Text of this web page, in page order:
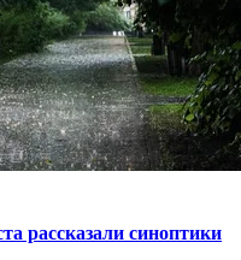
рассказали синоптики